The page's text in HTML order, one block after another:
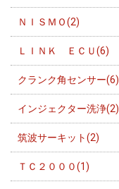
ＮＩＳＭＯ(2)
ＬＩＮＫ ＥＣＵ(6)
クランク角センサー(6)
インジェクター洗浄(2)
筑波サーキット(2)
ＴＣ２０００(1)